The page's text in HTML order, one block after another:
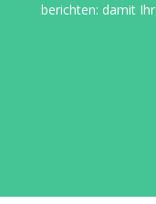
berichten: damit